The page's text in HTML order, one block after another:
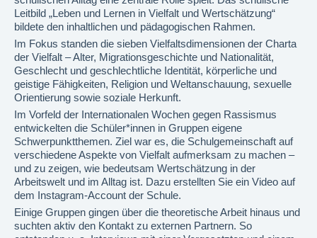
Leitbild „Leben und Lernen in Vielfalt und Wertschätzung“
bildete den inhaltlichen und pädagogischen Rahmen.
Im Fokus standen die sieben Vielfaltsdimensionen der Charta
der Vielfalt – Alter, Migrationsgeschichte und Nationalität,
Geschlecht und geschlechtliche Identität, körperliche und
geistige Fähigkeiten, Religion und Weltanschauung, sexuelle
Orientierung sowie soziale Herkunft.
Im Vorfeld der Internationalen Wochen gegen Rassismus
entwickelten die Schüler*innen in Gruppen eigene
Schwerpunktthemen. Ziel war es, die Schulgemeinschaft auf
verschiedene Aspekte von Vielfalt aufmerksam zu machen –
und zu zeigen, wie bedeutsam Wertschätzung in der
Arbeitswelt und im Alltag ist. Dazu erstellten Sie ein Video auf
dem Instagram-Account der Schule.
Einige Gruppen gingen über die theoretische Arbeit hinaus und
suchten aktiv den Kontakt zu externen Partnern. So